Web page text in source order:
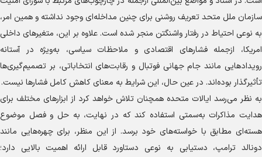
سازمان ملل متحد تعریف روشنی برای چنین مداخله‌ای وجود نداشته و همین امر،
به نوعی احتیاط در رفتار واشنگتن منجر شده است. علاوه بر این، متغیر‌های داخلی
امریکا، ازجمله فشار‌های اقتصادی و ملاحظات سیاسی، به‌ویژه در آستانه
رویداد‌هایی مانند جام جهانی فوتبال و رقابت‌های انتخاباتی، بر تصمیم‌گیری‌ها
تأثیرگذار بوده‌اند. در عین حال، این شرایط به معنای کاهش کامل فشار‌ها نیست.
به نظر می‌رسد ایالات متحده همچنان تلاش خواهد کرد از ابزار‌های مختلف برای
هدایت مذاکرات به‌سمتی استفاده کند که در نهایت، به حل و فصل موضوع
هسته‌ای مطابق با خواسته‌های خود برسد. از این منظر، برای چهره‌هایی مانند
دونالد ترامپ، دستیابی به نوعی دستاورد قابل ارائه اهمیت بالایی دارد؛